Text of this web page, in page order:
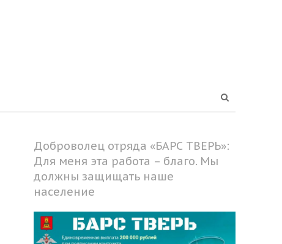
Доброволец отряда «БАРС ТВЕРЬ»:
Для меня эта работа – благо. Мы
должны защищать наше
население